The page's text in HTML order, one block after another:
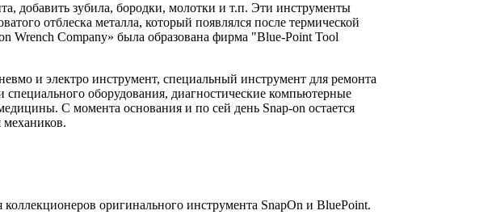
добавить зубила, бородки, молотки и т.п. Эти инструменты
отблеска металла, который появлялся после термической
Wrench Company» была образована фирма "Blue-Point Tool
и электро инструмент, специальный инструмент для ремонта
оборудования, диагностические компьютерные
С момента основания и по сей день Snap-on остается
механиков.
оригинального инструмента SnapOn и BluePoint.